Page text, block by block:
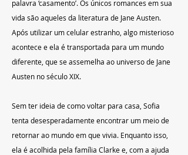
palavra ‘casamento’. Os únicos romances em sua
vida são aqueles da literatura de Jane Austen.
Após utilizar um celular estranho, algo misterioso
acontece e ela é transportada para um mundo
diferente, que se assemelha ao universo de Jane
Austen no século XIX.
Sem ter ideia de como voltar para casa, Sofia
tenta desesperadamente encontrar um meio de
retornar ao mundo em que vivia. Enquanto isso,
ela é acolhida pela família Clarke e, com a ajuda